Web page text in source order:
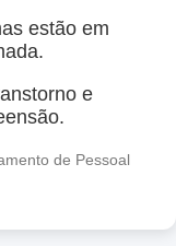
estão em
e
de Pessoal